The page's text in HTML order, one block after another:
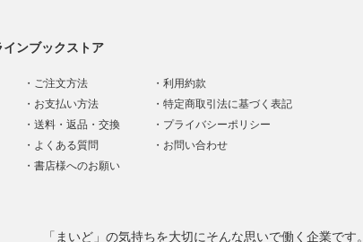
ンブックストア
ご注文方法
お支払い方法
送料・返品・交換
よくある質問
書店様へのお願い
利用約款
特定商取引法に基づく表記
プライバシーポリシー
お問い合わせ
「まいど」の気持ちを大切にそんな思いで働く企業です。